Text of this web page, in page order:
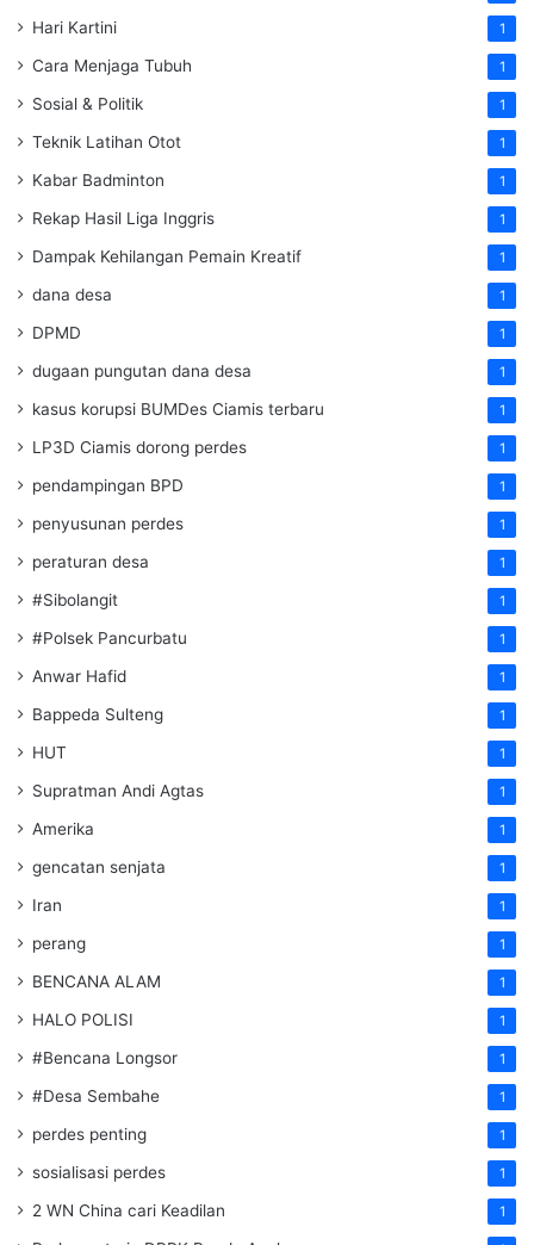
Hari Kartini 1
Cara Menjaga Tubuh 1
Sosial & Politik 1
Teknik Latihan Otot 1
Kabar Badminton 1
Rekap Hasil Liga Inggris 1
Dampak Kehilangan Pemain Kreatif 1
dana desa 1
DPMD 1
dugaan pungutan dana desa 1
kasus korupsi BUMDes Ciamis terbaru 1
LP3D Ciamis dorong perdes 1
pendampingan BPD 1
penyusunan perdes 1
peraturan desa 1
#Sibolangit 1
#Polsek Pancurbatu 1
Anwar Hafid 1
Bappeda Sulteng 1
HUT 1
Supratman Andi Agtas 1
Amerika 1
gencatan senjata 1
Iran 1
perang 1
BENCANA ALAM 1
HALO POLISI 1
#Bencana Longsor 1
#Desa Sembahe 1
perdes penting 1
sosialisasi perdes 1
2 WN China cari Keadilan 1